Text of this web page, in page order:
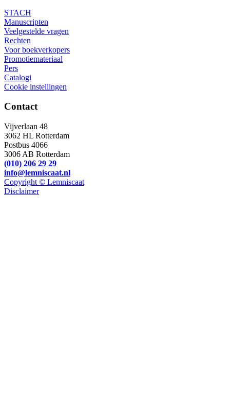
STACH
Manuscripten
Veelgestelde vragen
Rechten
Voor boekverkopers
Promotiemateriaal
Pers
Catalogi
Cookie instellingen
Contact
Vijverlaan 48
3062 HL Rotterdam
Postbus 4066
3006 AB Rotterdam
(010) 206 29 29
info@lemniscaat.nl
Copyright © Lemniscaat
Disclaimer